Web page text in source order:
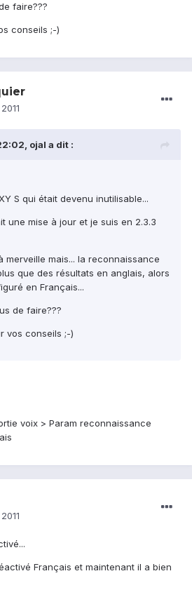
faire???
conseils ;-)
ojal a dit :
S qui était devenu inutilisable...
une mise à jour et je suis en 2.3.3
merveille mais... la reconnaissance
que des résultats en anglais, alors
en Français...
de faire???
vos conseils ;-)
voix > Param reconnaissance
Français et maintenant il a bien